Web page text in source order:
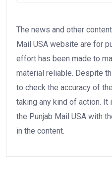
The news and other
Mail USA website are for
effort has been made to
material reliable. Despite
to check the accuracy of
taking any kind of action. It
the Punjab Mail USA with
in the content.